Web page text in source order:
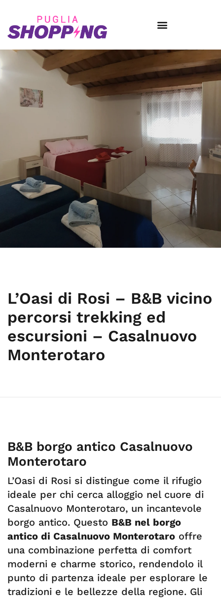
L’Oasi di Rosi – B&B vicino
percorsi trekking ed
escursioni – Casalnuovo
Monterotaro
B&B borgo antico Casalnuovo
Monterotaro
L’Oasi di Rosi si distingue come il rifugio
ideale per chi cerca alloggio nel cuore di
Casalnuovo Monterotaro, un incantevole
borgo antico. Questo B&B nel borgo
antico di Casalnuovo Monterotaro offre
una combinazione perfetta di comfort
moderni e charme storico, rendendolo il
punto di partenza ideale per esplorare le
tradizioni e le bellezze della regione. Gli